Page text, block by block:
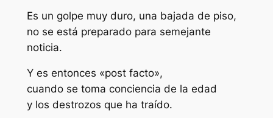
Es un golpe muy duro, una bajada de piso,
no se está preparado para semejante
noticia.
Y es entonces «post facto»,
cuando se toma conciencia de la edad
y los destrozos que ha traído.